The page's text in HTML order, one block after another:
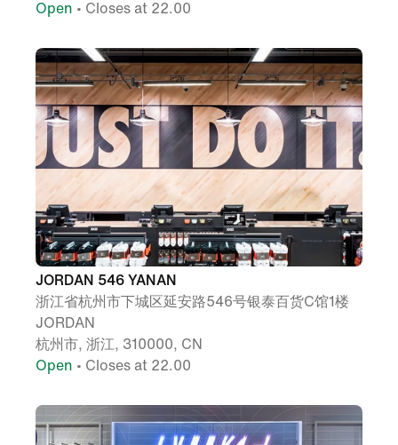
Open • Closes at 22.00
JORDAN 546 YANAN
浙江省杭州市下城区延安路546号银泰百货C馆1楼
JORDAN
杭州市, 浙江, 310000, CN
Open • Closes at 22.00